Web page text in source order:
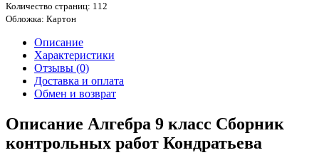
Количество страниц: 112
Обложка: Картон
Описание
Характеристики
Отзывы (0)
Доставка и оплата
Обмен и возврат
Описание Алгебра 9 класс Сборник
контрольных работ Кондратьева